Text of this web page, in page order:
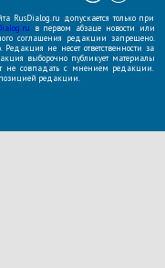
RusDialog.ru допускается только при
в первом абзаце новости или
соглашения редакции запрещено.
не несет ответственности за
выборочно публикует материалы
не совпадать с мнением редакции.
редакции.